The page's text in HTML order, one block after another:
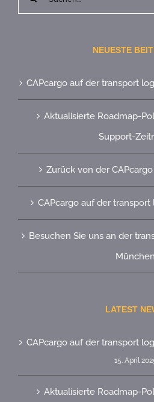
nach:
NEUESTE
CAPcargo auf der transport
Aktualisierte Roadmap-
Support-
Zurück von der
CAPcargo auf der
Besuchen Sie uns an der
München
LATEST
CAPcargo auf der transport
15. April
Aktualisierte Roadmap-